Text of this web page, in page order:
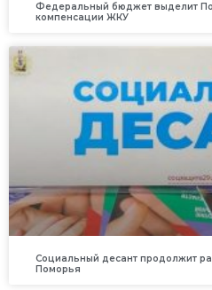
Федеральный бюджет выделит
компенсации ЖКУ
Социальный десант продолжит
Поморья